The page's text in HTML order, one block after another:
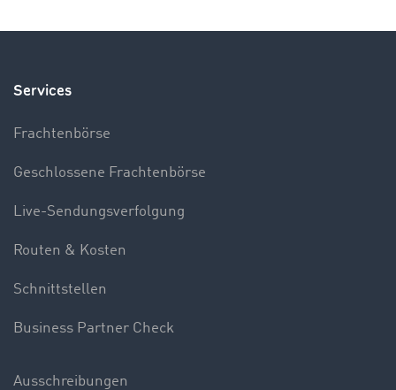
Services
Frachtenbörse
Geschlossene Frachtenbörse
Live-Sendungsverfolgung
Routen & Kosten
Schnittstellen
Business Partner Check
Ausschreibungen